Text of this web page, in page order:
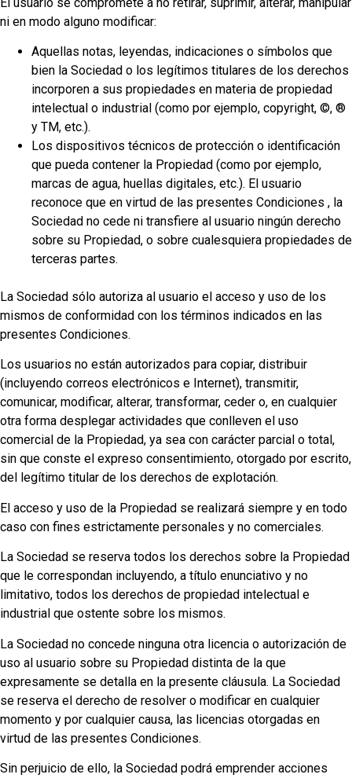
ni en modo alguno modificar:
Aquellas notas, leyendas, indicaciones o símbolos que
bien la Sociedad o los legítimos titulares de los derechos
incorporen a sus propiedades en materia de propiedad
intelectual o industrial (como por ejemplo, copyright, ©, ®
y TM, etc.).
Los dispositivos técnicos de protección o identificación
que pueda contener la Propiedad (como por ejemplo,
marcas de agua, huellas digitales, etc.). El usuario
reconoce que en virtud de las presentes Condiciones , la
Sociedad no cede ni transfiere al usuario ningún derecho
sobre su Propiedad, o sobre cualesquiera propiedades de
terceras partes.
La Sociedad sólo autoriza al usuario el acceso y uso de los
mismos de conformidad con los términos indicados en las
presentes Condiciones.
Los usuarios no están autorizados para copiar, distribuir
(incluyendo correos electrónicos e Internet), transmitir,
comunicar, modificar, alterar, transformar, ceder o, en cualquier
otra forma desplegar actividades que conlleven el uso
comercial de la Propiedad, ya sea con carácter parcial o total,
sin que conste el expreso consentimiento, otorgado por escrito,
del legítimo titular de los derechos de explotación.
El acceso y uso de la Propiedad se realizará siempre y en todo
caso con fines estrictamente personales y no comerciales.
La Sociedad se reserva todos los derechos sobre la Propiedad
que le correspondan incluyendo, a título enunciativo y no
limitativo, todos los derechos de propiedad intelectual e
industrial que ostente sobre los mismos.
La Sociedad no concede ninguna otra licencia o autorización de
uso al usuario sobre su Propiedad distinta de la que
expresamente se detalla en la presente cláusula. La Sociedad
se reserva el derecho de resolver o modificar en cualquier
momento y por cualquier causa, las licencias otorgadas en
virtud de las presentes Condiciones.
Sin perjuicio de ello, la Sociedad podrá emprender acciones